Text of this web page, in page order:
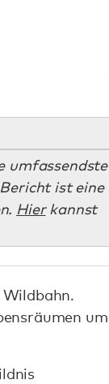
umfassendste
ist eine
Hierkannst
um